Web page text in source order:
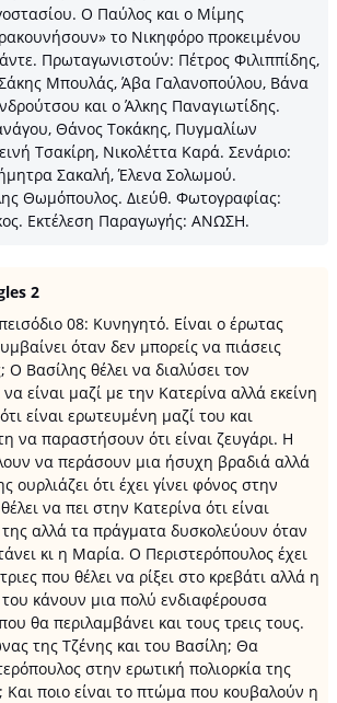
Ο Παύλος και ο Μίμης
το Νικηφόρο προκειμένου
Πρωταγωνιστούν: Πέτρος Φιλιππίδης,
Μπουλάς, Άβα Γαλανοπούλου, Βάνα
και ο Άλκης Παναγιωτίδης.
Θάνος Τοκάκης, Πυγμαλίων
Τσακίρη, Νικολέττα Καρά. Σενάριο:
Σακαλή, Έλενα Σολωμού.
Θωμόπουλος. Διεύθ. Φωτογραφίας:
Εκτέλεση Παραγωγής: ΑΝΩΣΗ.
2
08: Κυνηγητό. Είναι ο έρωτας
όταν δεν μπορείς να πιάσεις
Ο Βασίλης θέλει να διαλύσει τον
είναι μαζί με την Κατερίνα αλλά εκείνη
είναι ερωτευμένη μαζί του και
να παραστήσουν ότι είναι ζευγάρι. Η
να περάσουν μια ήσυχη βραδιά αλλά
ουρλιάζει ότι έχει γίνει φόνος στην
να πει στην Κατερίνα ότι είναι
αλλά τα πράγματα δυσκολεύουν όταν
κι η Μαρία. Ο Περιστερόπουλος έχει
που θέλει να ρίξει στο κρεβάτι αλλά η
του κάνουν μια πολύ ενδιαφέρουσα
θα περιλαμβάνει και τους τρεις τους.
της Τζένης και του Βασίλη; Θα
στην ερωτική πολιορκία της
Και ποιο είναι το πτώμα που κουβαλούν η